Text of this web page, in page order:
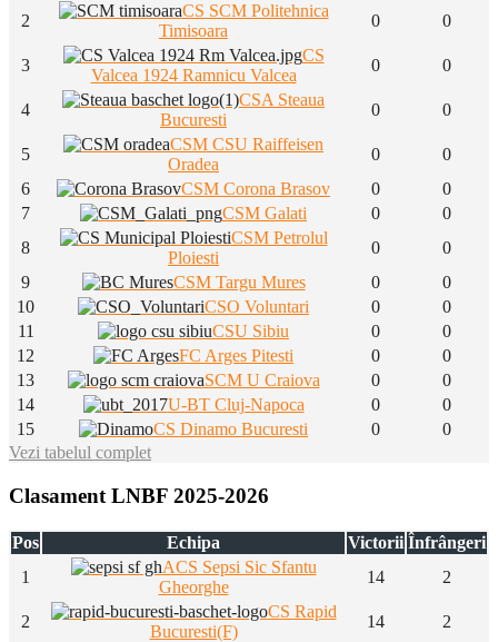
2
CS SCM Politehnica
Timisoara
0 0
3
CS
Valcea 1924 Ramnicu Valcea
0 0
4
CSA Steaua
Bucuresti
0 0
5
CSM CSU Raiffeisen
Oradea
0
0
6
CSM Corona Brasov 0
0
7
CSM Galati 0
0
8
CSM Petrolul
Ploiesti
0
0
9
CSM Targu Mures 0
0
10
CSO Voluntari 0
0
11
CSU Sibiu 0
0
12
FC Arges Pitesti 0
0
13
SCM U Craiova 0
0
14
U-BT Cluj-Napoca 0
0
15
CS Dinamo Bucuresti 0
0
Vezi tabelul complet
Clasament LNBF 2025-2026
Pos Echipa Victorii Înfrângeri
1
ACS Sepsi Sic Sfantu
Gheorghe
14 2
2
CS Rapid
Bucuresti(F)
14
2